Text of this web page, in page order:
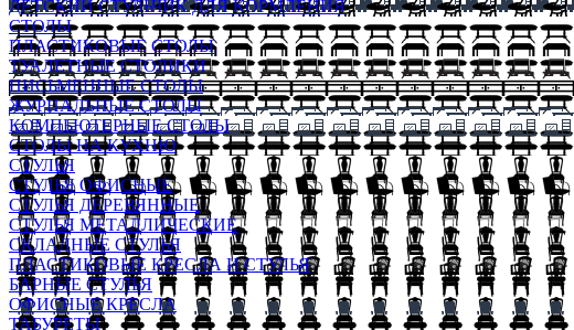
ДЕТСКИЙ СТУЛЬЧИК ДЛЯ КОРМЛЕНИЯ
СТОЛЫ
ПЛАСТИКОВЫЕ СТОЛЫ
ТУАЛЕТНЫЕ СТОЛИКИ
ПИСЬМЕННЫЕ СТОЛЫ
ЖУРНАЛЬНЫЕ СТОЛЫ
КОМПЬЮТЕРНЫЕ СТОЛЫ
СТОЛЫ НА КУХНЮ
СТУЛЬЯ
СТУЛЬЯ ОФИСНЫЕ
СТУЛЬЯ ДЕРЕВЯННЫЕ
СТУЛЬЯ МЕТАЛЛИЧЕСКИЕ
СКЛАДНЫЕ СТУЛЬЯ
ПЛАСТИКОВЫЕ КРЕСЛА И СТУЛЬЯ
БАРНЫЕ СТУЛЬЯ
ОФИСНЫЕ КРЕСЛА
ТАБУРЕТЫ